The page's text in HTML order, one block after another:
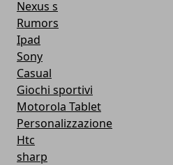
Nexus s
Rumors
Ipad
Sony
Casual
Giochi sportivi
Motorola Tablet
Personalizzazione
Htc
sharp